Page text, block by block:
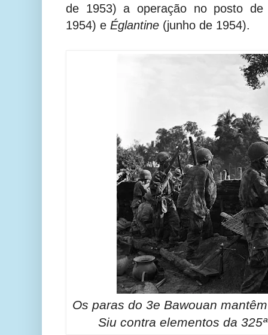
de 1953) a operação no posto de
1954) e Églantine (junho de 1954).
Os paras do 3e Bawouan
Siu contra elementos da